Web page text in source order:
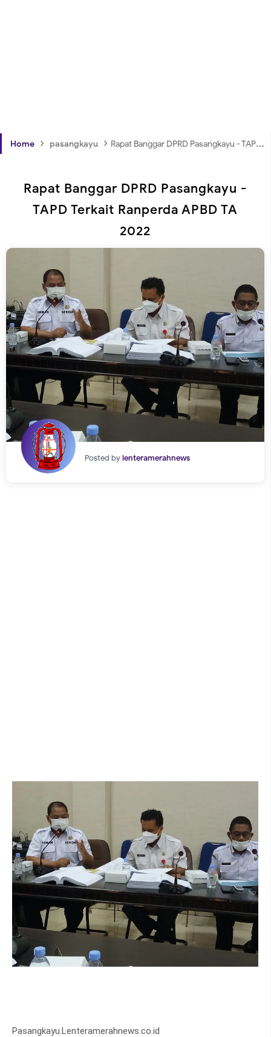
Home › pasangkayu › Rapat Banggar DPRD Pasangkayu - TAPD Terkait Ranperda APBD TA 2022
Rapat Banggar DPRD Pasangkayu -
TAPD Terkait Ranperda APBD TA
2022
Posted bylenteramerahnews
Pasangkayu.Lenteramerahnews.co.id